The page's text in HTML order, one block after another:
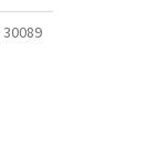
30089